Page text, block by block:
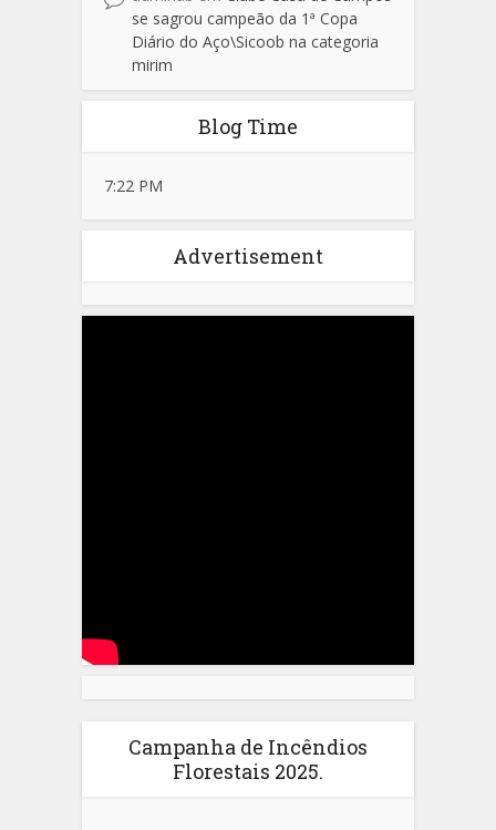
se sagrou campeão da 1ª Copa
Diário do Aço\Sicoob na categoria
mirim
Blog Time
7:22 PM
Advertisement
Campanha de Incêndios
Florestais 2025.